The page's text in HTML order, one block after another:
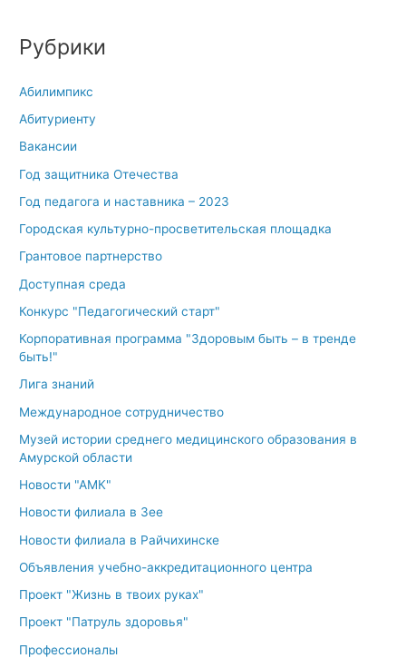
Рубрики
Абилимпикс
Абитуриенту
Вакансии
Год защитника Отечества
Год педагога и наставника – 2023
Городская культурно-просветительская площадка
Грантовое партнерство
Доступная среда
Конкурс "Педагогический старт"
Корпоративная программа "Здоровым быть – в тренде
быть!"
Лига знаний
Международное сотрудничество
Музей истории среднего медицинского образования в
Амурской области
Новости "АМК"
Новости филиала в Зее
Новости филиала в Райчихинске
Объявления учебно-аккредитационного центра
Проект "Жизнь в твоих руках"
Проект "Патруль здоровья"
Профессионалы